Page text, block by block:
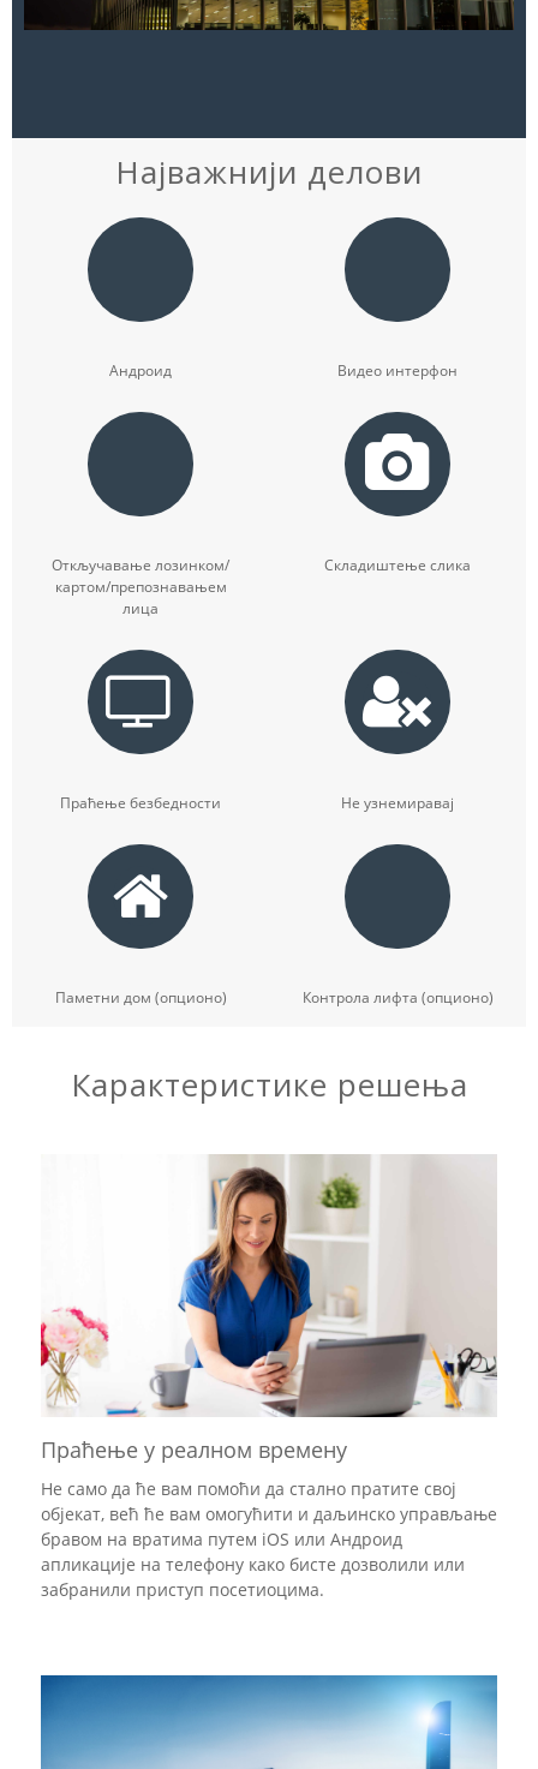
Најважнији делови
Андроид Видео интерфон
Откључавање лозинком/
картом/препознавањем
лица
Складиштење слика
Праћење безбедности Не узнемиравај
Паметни дом (опционо) Контрола лифта (опционо)
Карактеристике решења
Праћење у реалном времену
Не само да ће вам помоћи да стално пратите свој
објекат, већ ће вам омогућити и даљинско управљање
бравом на вратима путем iOS или Андроид
апликације на телефону како бисте дозволили или
забранили приступ посетиоцима.